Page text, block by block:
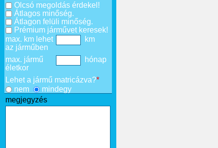
Olcsó megoldás érdekel!
Átlagos minőség.
Átlagon felüli minőség.
Prémium járművet keresek!
max. km lehet
az járműben
km
max. jármű
életkor
hónap
Lehet a jármű matricázva?*
nem
mindegy
megjegyzés